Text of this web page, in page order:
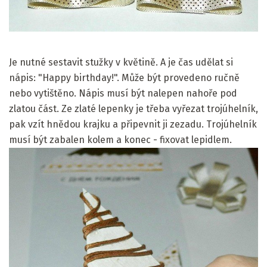
Je nutné sestavit stužky v květině. A je čas udělat si
nápis: "Happy birthday!". Může být provedeno ručně
nebo vytištěno. Nápis musí být nalepen nahoře pod
zlatou část. Ze zlaté lepenky je třeba vyřezat trojúhelník,
pak vzít hnědou krajku a připevnit ji zezadu. Trojúhelník
musí být zabalen kolem a konec - fixovat lepidlem.